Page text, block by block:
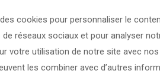
ce qui montre que les
soit leur plus haut niveau
élevé depuis que l’Australie a
cookies pour personnaliser le
réseaux sociaux et pour analyser
votre utilisation de notre site avec
les combiner avec d’autres